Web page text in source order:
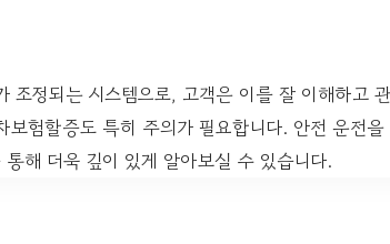
조정되는 시스템으로, 고객은 이를 잘 이해하고
험할증도 특히 주의가 필요합니다. 안전 운전
해 더욱 깊이 있게 알아보실 수 있습니다.